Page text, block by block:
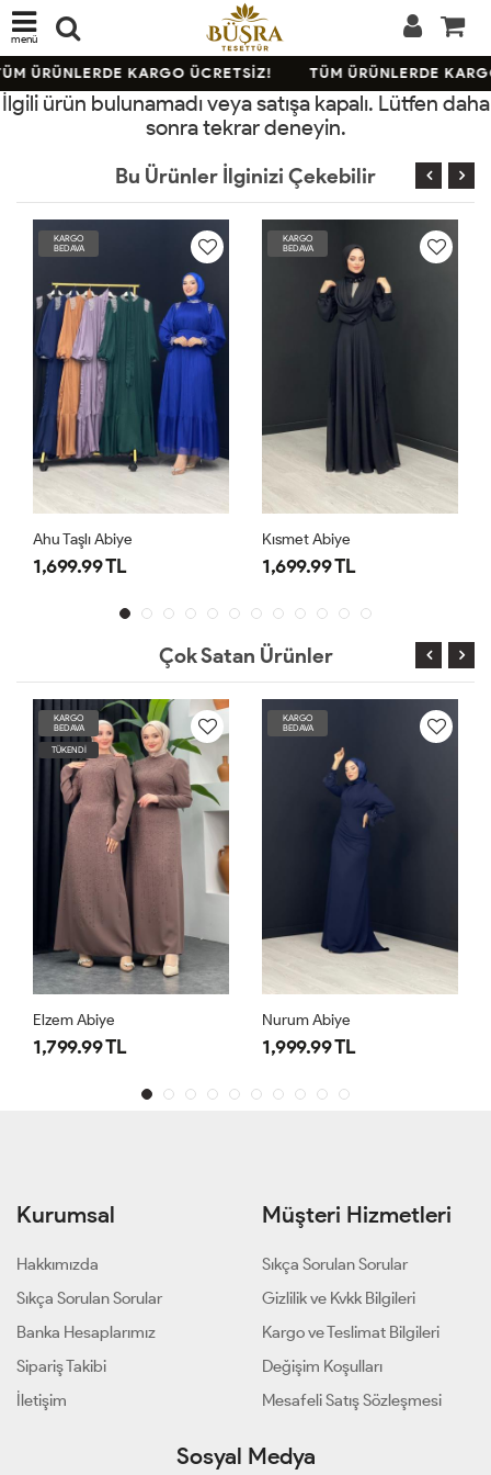
menü
ÜRÜNLERDE KARGO ÜCRETSİZ! TÜM ÜRÜNLERDE
İlgili ürün bulunamadı veya satışa kapalı. Lütfen daha
sonra tekrar deneyin.
Bu Ürünler İlginizi Çekebilir
KARGO
BEDAVA
Ahu Taşlı Abiye
1,699.99 TL
KARGO
BEDAVA
Kısmet Abiye
1,699.99 TL
Çok Satan Ürünler
KARGO
BEDAVA
TÜKENDİ
Elzem Abiye
1,799.99 TL
KARGO
BEDAVA
Nurum Abiye
1,999.99 TL
Kurumsal
Hakkımızda
Sıkça Sorulan Sorular
Banka Hesaplarımız
Sipariş Takibi
İletişim
Müşteri Hizmetleri
Sıkça Sorulan Sorular
Gizlilik ve Kvkk Bilgileri
Kargo ve Teslimat Bilgileri
Değişim Koşulları
Mesafeli Satış Sözleşmesi
Sosyal Medya